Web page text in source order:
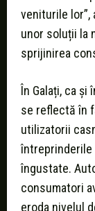
veniturile lor”,
unor soluții la
sprijinirea
În Galați, ca
se reflectă în
utilizatorii
întreprinderile
îngustate.
consumatori
eroda nivelul